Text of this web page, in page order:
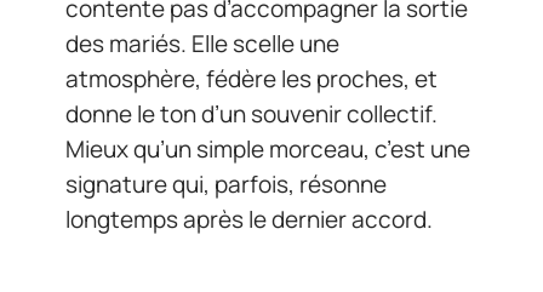
contente pas d’accompagner la sortie
des mariés. Elle scelle une
atmosphère, fédère les proches, et
donne le ton d’un souvenir collectif.
Mieux qu’un simple morceau, c’est une
signature qui, parfois, résonne
longtemps après le dernier accord.